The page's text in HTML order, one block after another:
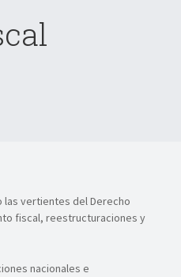
las vertientes del Derecho
fiscal, reestructuraciones y
nacionales e